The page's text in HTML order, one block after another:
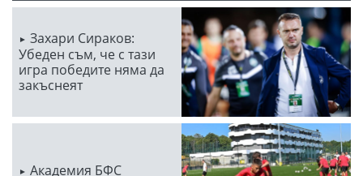
Захари Сираков:
Убеден съм, че с тази
игра победите няма да
закъснеят
Академия БФС